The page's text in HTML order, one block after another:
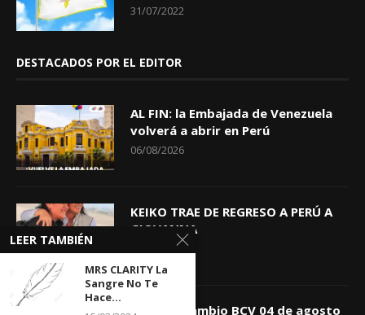
31/07/2022
DESTACADOS POR EL EDITOR
AL FIN: la Embajada de Venezuela
volverá a abrir en Perú
06/08/2026
KEIKO TRAE DE REGRESO A PERÚ A
GIOVANNA
04/08/2026
Tasa de Cambio BCV 04 de agosto
LEER TAMBIÉN
MRS CLARITY La
Sangre No Te
Hace...